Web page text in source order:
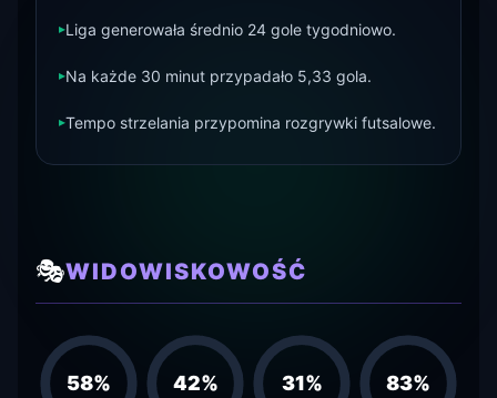
▸Liga generowała średnio 24 gole tygodniowo.
▸Na każde 30 minut przypadało 5,33 gola.
▸Tempo strzelania przypomina rozgrywki futsalowe.
🎭WIDOWISKOWOŚĆ
58% 42% 31% 83%